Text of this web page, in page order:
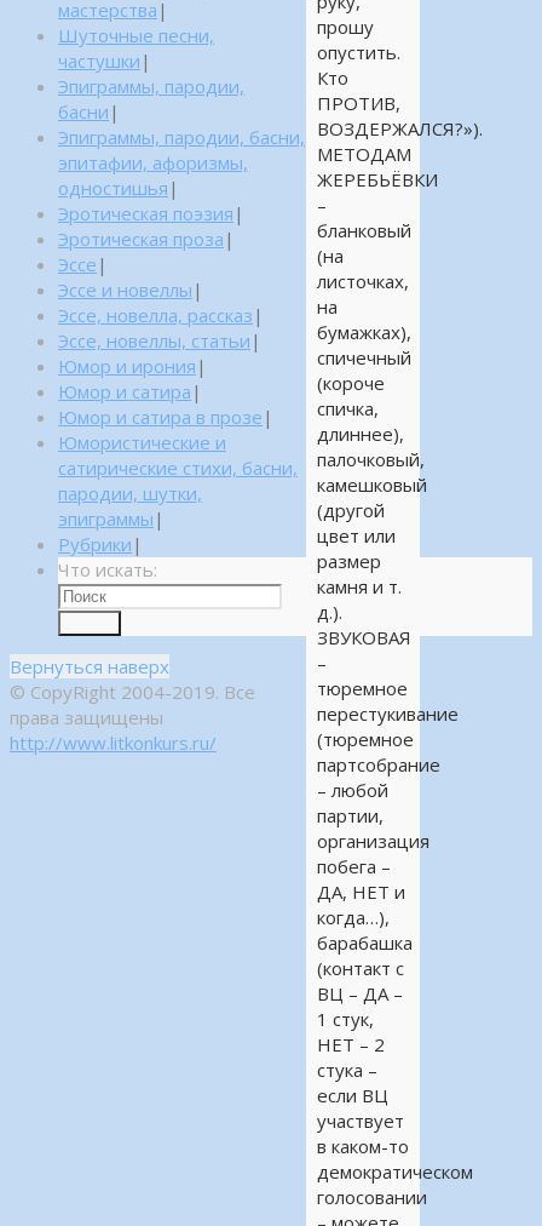
прошу
опустить.
Кто
ПРОТИВ,
ВОЗДЕРЖАЛСЯ?»).
МЕТОДАМ
ЖЕРЕБЬЁВКИ
–
бланковый
(на
листочках,
на
бумажках),
спичечный
(короче
спичка,
длиннее),
палочковый,
камешковый
(другой
цвет или
размер
камня и т.
д.).
ЗВУКОВАЯ
–
тюремное
перестукивание
(тюремное
партсобрание
– любой
партии,
организация
побега –
ДА, НЕТ и
когда…),
барабашка
(контакт с
ВЦ – ДА –
1 стук,
НЕТ – 2
стука –
если ВЦ
участвует
в каком-то
демократическом
голосовании
мастерства |
Шуточные песни,
частушки |
Эпиграммы, пародии,
басни |
Эпиграммы, пародии, басни,
эпитафии, афоризмы,
одностишья |
Эротическая поэзия |
Эротическая проза |
Эссе |
Эссе и новеллы |
Эссе, новелла, рассказ |
Эссе, новеллы, статьи |
Юмор и ирония |
Юмор и сатира |
Юмор и сатира в прозе |
Юмористические и
сатирические стихи, басни,
пародии, шутки,
эпиграммы |
Рубрики |
Что искать:
Вернуться наверх
© CopyRight 2004-2019. Все
права защищены
http://www.litkonkurs.ru/